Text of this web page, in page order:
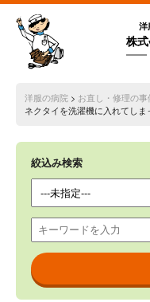
洋
株
洋服の病院 > お直し・修理の事
ネクタイを洗濯機に入れてしま
絞込み検索